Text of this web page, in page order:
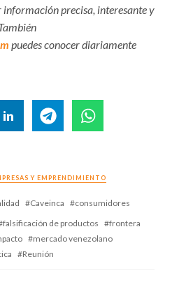
información precisa, interesante y
puedes conocer diariamente
Y EMPRENDIMIENTO
Caveinca
consumidores
falsificación de productos
frontera
mercado venezolano
Reunión